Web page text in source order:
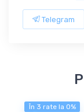
Telegram
În 3 rate la 0%